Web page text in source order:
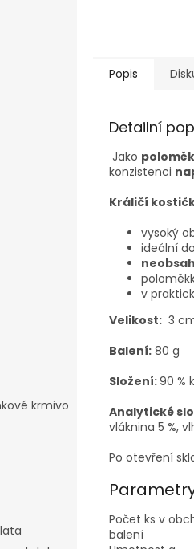
krmivo
Popis
Detailní
Jako
konzistenci
Králičí
vysoký
ideální
v
Velikost: 3
Balení: 80 g
Složení:90 %
Analytické
vláknina 5 %,
Po otevření
Počet ks v
balení